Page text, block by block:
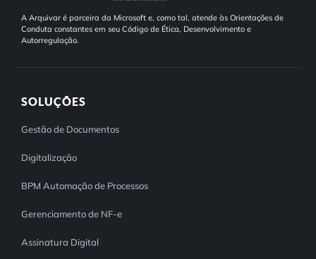
A Arquivar é parceira da Microsoft e, como tal, atende às Orientações de
Conduta constantes em seu Código de Ética, Desenvolvimento e
Autorregulação.
SOLUÇÕES
Gestão de Documentos
Digitalização
BPM Automação de Processos
Gerenciamento de NF-e
Assinatura Digital